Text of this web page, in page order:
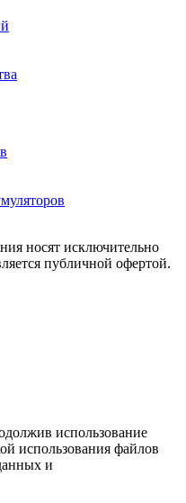
носят исключительно
публичной офертой.
использование
использования файлов
и